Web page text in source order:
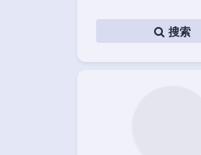
搜索